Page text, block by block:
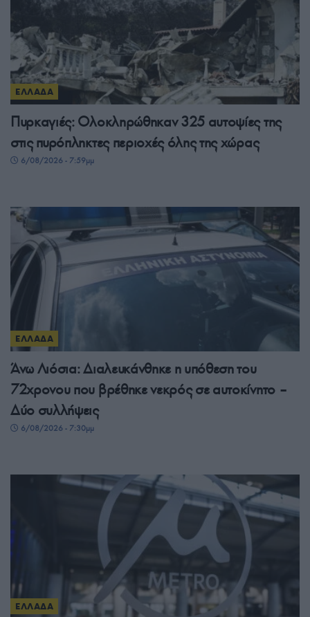
ΕΛΛΑΔΑ
Πυρκαγιές: Ολοκληρώθηκαν 325 αυτοψίες της
στις πυρόπληκτες περιοχές όλης της χώρας
6/08/2026 - 7:59μμ
ΕΛΛΑΔΑ
Άνω Λιόσια: Διαλευκάνθηκε η υπόθεση του
72χρονου που βρέθηκε νεκρός σε αυτοκίνητο –
Δύο συλλήψεις
6/08/2026 - 7:30μμ
ΕΛΛΑΔΑ